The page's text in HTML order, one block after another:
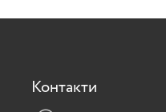
Контакти